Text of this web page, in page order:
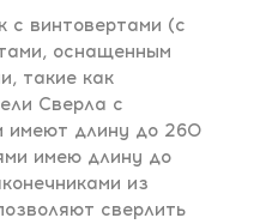
с винтовертами (с
оснащенным
такие как
Сверла с
имеют длину до 260
имею длину до
из
сверлить